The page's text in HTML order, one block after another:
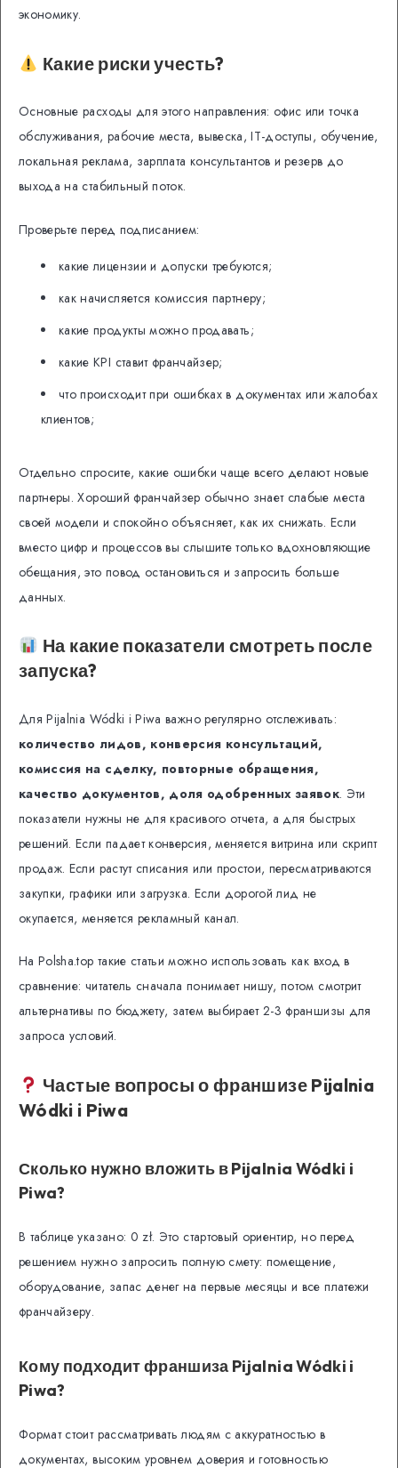
экономику.
Какие риски учесть?
Основные расходы для этого направления: офис или точка
обслуживания, рабочие места, вывеска, IT-доступы, обучение,
локальная реклама, зарплата консультантов и резерв до
выхода на стабильный поток.
Проверьте перед подписанием:
какие лицензии и допуски требуются;
как начисляется комиссия партнеру;
какие продукты можно продавать;
какие KPI ставит франчайзер;
что происходит при ошибках в документах или жалобах
клиентов;
Отдельно спросите, какие ошибки чаще всего делают новые
партнеры. Хороший франчайзер обычно знает слабые места
своей модели и спокойно объясняет, как их снижать. Если
вместо цифр и процессов вы слышите только вдохновляющие
обещания, это повод остановиться и запросить больше
данных.
На какие показатели смотреть после
запуска?
Для Pijalnia Wódki i Piwa важно регулярно отслеживать:
количество лидов, конверсия консультаций,
комиссия на сделку, повторные обращения,
качество документов, доля одобренных заявок. Эти
показатели нужны не для красивого отчета, а для быстрых
решений. Если падает конверсия, меняется витрина или скрипт
продаж. Если растут списания или простои, пересматриваются
закупки, графики или загрузка. Если дорогой лид не
окупается, меняется рекламный канал.
На Polsha.top такие статьи можно использовать как вход в
сравнение: читатель сначала понимает нишу, потом смотрит
альтернативы по бюджету, затем выбирает 2-3 франшизы для
запроса условий.
Частые вопросы о франшизе Pijalnia
Wódki i Piwa
Сколько нужно вложить в Pijalnia Wódki i
Piwa?
В таблице указано: 0 zł. Это стартовый ориентир, но перед
решением нужно запросить полную смету: помещение,
оборудование, запас денег на первые месяцы и все платежи
франчайзеру.
Кому подходит франшиза Pijalnia Wódki i
Piwa?
Формат стоит рассматривать людям с аккуратностью в
документах, высоким уровнем доверия и готовностью